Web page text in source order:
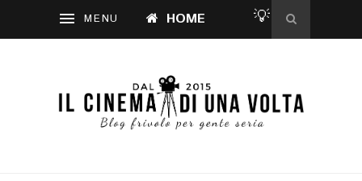
HOME 💡